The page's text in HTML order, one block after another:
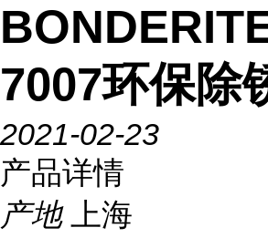
7007环保除
2021-02-23
产品详情
产地
上海